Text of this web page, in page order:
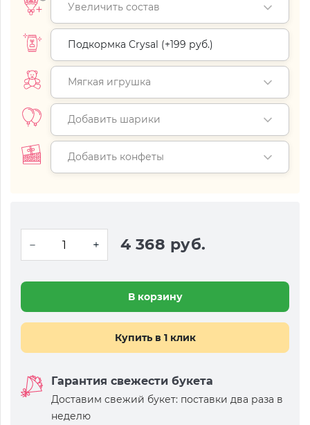
Увеличить состав
Подкормка Crysal (+199 руб.)
Мягкая игрушка
Добавить шарики
Добавить конфеты
4 368 руб.
В корзину
Купить в 1 клик
Гарантия свежести букета
Доставим свежий букет: поставки два раза в
неделю